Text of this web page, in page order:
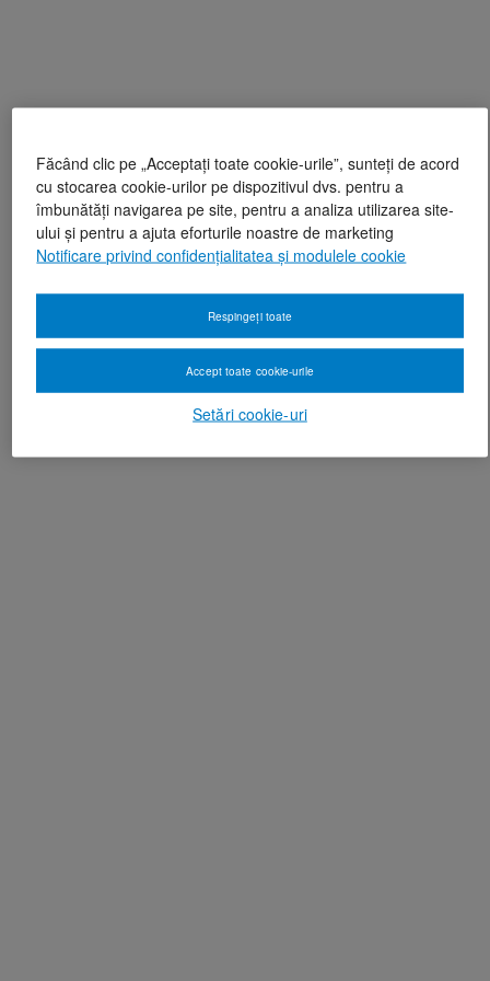
Făcând clic pe „Acceptați toate cookie-urile”, sunteți de acord
cu stocarea cookie-urilor pe dispozitivul dvs. pentru a
îmbunătăți navigarea pe site, pentru a analiza utilizarea site-
ului și pentru a ajuta eforturile noastre de marketing
Notificare privind confidențialitatea și modulele cookie
Setări cookie-uri
Respingeți toate
Accept toate cookie-urile